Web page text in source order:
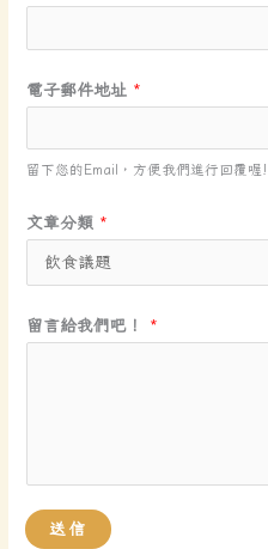
電子郵件地址 *
留下您的Email，方便我們進行回覆喔!
文章分類 *
子
文
章
留言給我們吧！ *
送信